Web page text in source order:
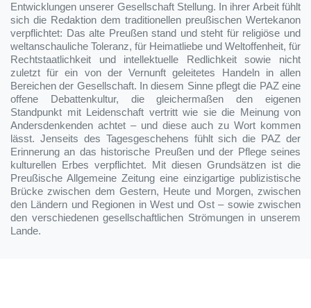
Entwicklungen unserer Gesellschaft Stellung. In ihrer Arbeit fühlt
sich die Redaktion dem traditionellen preußischen Wertekanon
verpflichtet: Das alte Preußen stand und steht für religiöse und
weltanschauliche Toleranz, für Heimatliebe und Weltoffenheit, für
Rechtstaatlichkeit und intellektuelle Redlichkeit sowie nicht
zuletzt für ein von der Vernunft geleitetes Handeln in allen
Bereichen der Gesellschaft. In diesem Sinne pflegt die PAZ eine
offene Debattenkultur, die gleichermaßen den eigenen
Standpunkt mit Leidenschaft vertritt wie sie die Meinung von
Andersdenkenden achtet – und diese auch zu Wort kommen
lässt. Jenseits des Tagesgeschehens fühlt sich die PAZ der
Erinnerung an das historische Preußen und der Pflege seines
kulturellen Erbes verpflichtet. Mit diesen Grundsätzen ist die
Preußische Allgemeine Zeitung eine einzigartige publizistische
Brücke zwischen dem Gestern, Heute und Morgen, zwischen
den Ländern und Regionen in West und Ost – sowie zwischen
den verschiedenen gesellschaftlichen Strömungen in unserem
Lande.